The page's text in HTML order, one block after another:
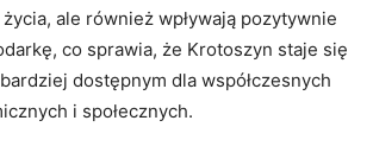
ale również wpływają pozytywnie
co sprawia, że Krotoszyn staje się
dostępnym dla współczesnych
i społecznych.